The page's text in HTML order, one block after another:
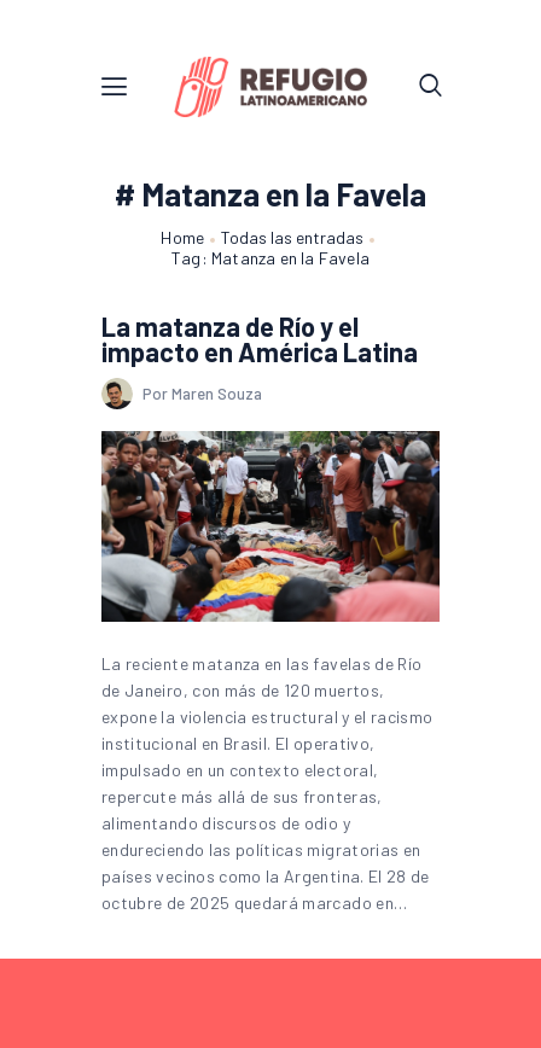
# Matanza en la Favela
Home
Todas las entradas
Tag: Matanza en la Favela
La matanza de Río y el
impacto en América Latina
Por Maren Souza
La reciente matanza en las favelas de Río
de Janeiro, con más de 120 muertos,
expone la violencia estructural y el racismo
institucional en Brasil. El operativo,
impulsado en un contexto electoral,
repercute más allá de sus fronteras,
alimentando discursos de odio y
endureciendo las políticas migratorias en
países vecinos como la Argentina. El 28 de
octubre de 2025 quedará marcado en…